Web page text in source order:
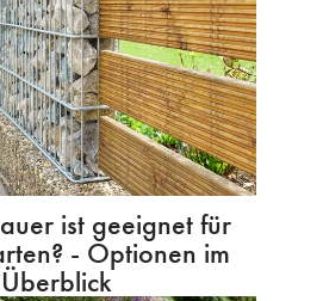
ist geeignet für
- Optionen im
Überblick